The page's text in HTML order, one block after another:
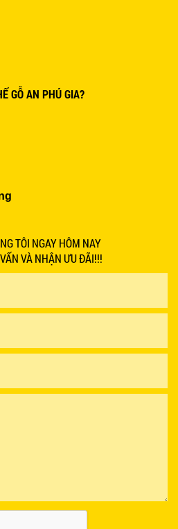
GỖ AN PHÚ GIA?
TÔI NGAY HÔM NAY
VÀ NHẬN ƯU ĐÃI!!!